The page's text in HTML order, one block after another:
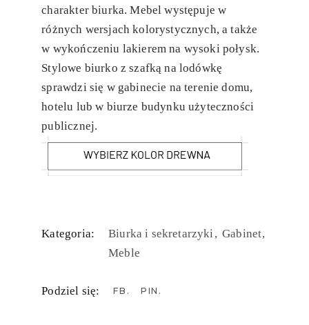
charakter biurka. Mebel występuje w
różnych wersjach kolorystycznych, a także
w wykończeniu lakierem na wysoki połysk.
Stylowe biurko z szafką na lodówkę
sprawdzi się w gabinecie na terenie domu,
hotelu lub w biurze budynku użyteczności
publicznej.
Kategoria: Biurka i sekretarzyki Gabinet
Meble
Podziel się: FB PIN